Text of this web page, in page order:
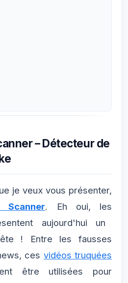
– Détecteur de
je veux vous présenter,
Scanner. Eh oui, les
aujourd'hui un
! Entre les fausses
ces vidéos truquées
être utilisées pour